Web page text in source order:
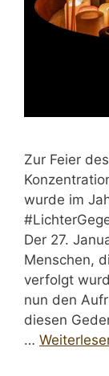
Zur Feier
wurde im
Der 27.
Menschen,
verfolgt
nun den
diesen
…